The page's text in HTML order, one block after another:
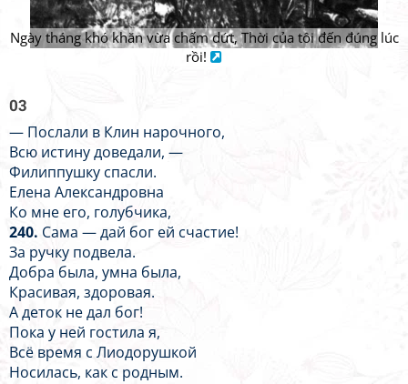
Ngày tháng khó khăn vừa chấm dứt, Thời của tôi đến đúng lúc
rồi!
03
— Послали в Клин нарочного,
Всю истину доведали, —
Филиппушку спасли.
Елена Александровна
Ко мне его, голубчика,
240. Сама — дай бог ей счастие!
За ручку подвела.
Добра была, умна была,
Красивая, здоровая.
А деток не дал бог!
Пока у ней гостила я,
Всё время с Лиодорушкой
Носилась, как с родным.